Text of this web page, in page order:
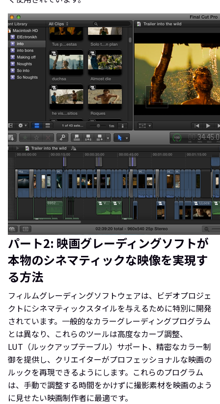
パート2: 映画グレーディングソフトが
本物のシネマティックな映像を実現す
る方法
フィルムグレーディングソフトウェアは、ビデオプロジェ
クトにシネマティックスタイルを与えるために特別に開発
されています。一般的なカラーグレーディングプログラム
とは異なり、これらのツールは高度なカーブ調整、
LUT（ルックアップテーブル）サポート、精密なカラー制
御を提供し、クリエイターがプロフェッショナルな映画の
ルックを再現できるようにします。これらのプログラム
は、手動で調整する時間をかけずに撮影素材を映画のよう
に見せたい映画制作者に最適です。